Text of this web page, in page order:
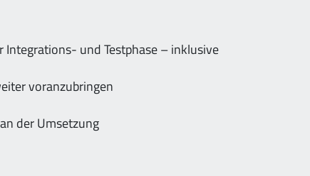
und Testphase – inklusive
voranzubringen
der Umsetzung